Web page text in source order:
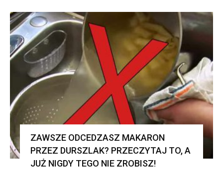
ZAWSZE ODCEDZASZ MAKARON
PRZEZ DURSZLAK? PRZECZYTAJ TO, A
JUŻ NIGDY TEGO NIE ZROBISZ!